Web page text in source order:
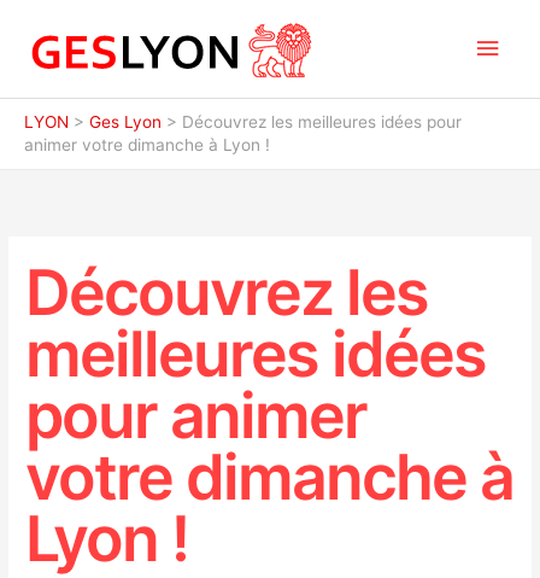
contenu
LYON > Ges Lyon > Découvrez les meilleures idées pour
animer votre dimanche à Lyon !
Découvrez les
meilleures idées
pour animer
votre dimanche à
Lyon !